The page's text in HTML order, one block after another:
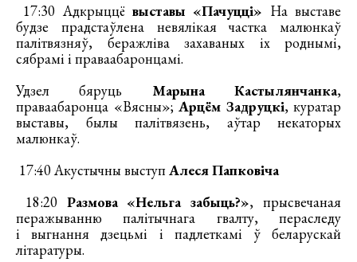
17:30 Адкрыццё выставы «Пачуцці» На выставе
будзе прадстаўлена невялікая частка малюнкаў
палітвязняў, беражліва захаваных іх роднымі,
сябрамі і праваабаронцамі.
Удзел бяруць Марына Кастылянчанка,
праваабаронца «Вясны»; Арцём Задруцкі, куратар
выставы, былы палітвязень, аўтар некаторых
малюнкаў.
17:40 Акустычны выступ Алеся Папковіча
18:20 Размова «Нельга забыць?», прысвечаная
перажыванню палітычнага гвалту, пераследу
і выгнання дзецьмі і падлеткамі ў беларускай
літаратуры.